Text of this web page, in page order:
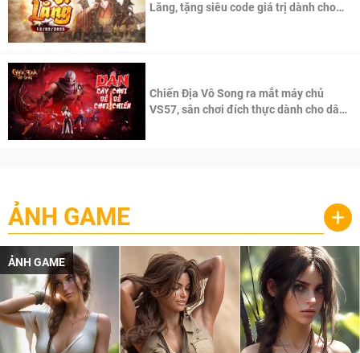
Lăng, tặng siêu code giá trị dành cho
Chiến Địa Vô Song ra mắt máy chủ
VS57, sân chơi đích thực dành cho dân
ẢNH GAME +
ẢNH GAME